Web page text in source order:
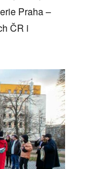
Praha –
ČR i